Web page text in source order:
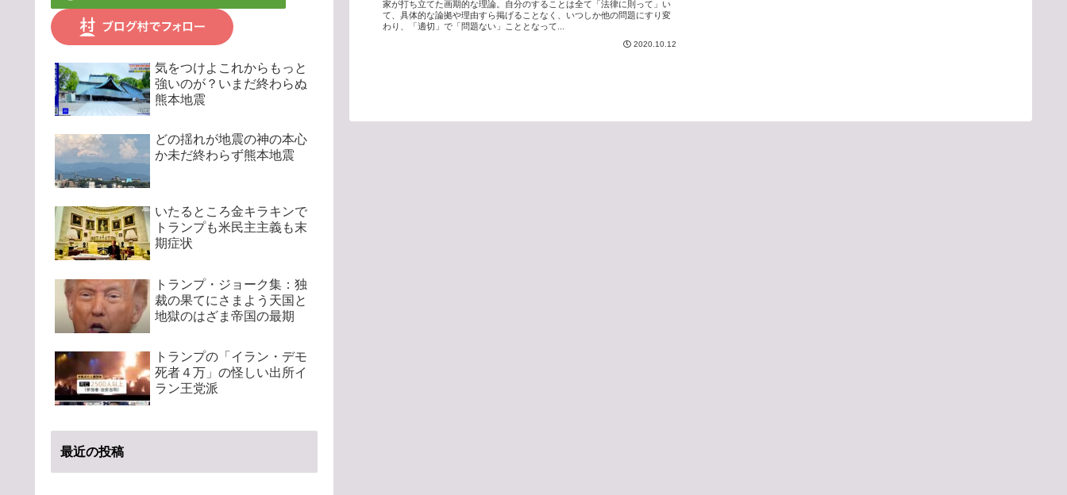
家が打ち立てた画期的な理論。自分のすることは全て「法律に則って」い
て、具体的な論拠や理由すら掲げることなく、いつしか他の問題にすり変
わり、「適切」で「問題ない」こととなって...
2020.10.12
気をつけよこれからもっと
強いのが？いまだ終わらぬ
熊本地震
どの揺れが地震の神の本心
か未だ終わらず熊本地震
いたるところ金キラキンで
トランプも米民主主義も末
期症状
トランプ・ジョーク集：独
裁の果てにさまよう天国と
地獄のはざま帝国の最期
トランプの「イラン・デモ
死者４万」の怪しい出所イ
ラン王党派
最近の投稿